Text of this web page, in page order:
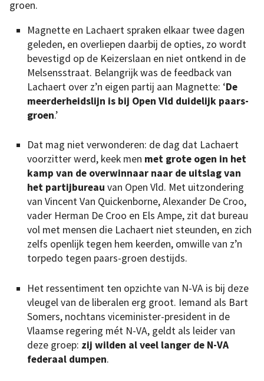
groen.
Magnette en Lachaert spraken elkaar twee dagen
geleden, en overliepen daarbij de opties, zo wordt
bevestigd op de Keizerslaan en niet ontkend in de
Melsensstraat. Belangrijk was de feedback van
Lachaert over z’n eigen partij aan Magnette: ‘De
meerderheidslijn is bij Open Vld duidelijk paars-
groen.’
Dat mag niet verwonderen: de dag dat Lachaert
voorzitter werd, keek men met grote ogen in het
kamp van de overwinnaar naar de uitslag van
het partijbureau van Open Vld. Met uitzondering
van Vincent Van Quickenborne, Alexander De Croo,
vader Herman De Croo en Els Ampe, zit dat bureau
vol met mensen die Lachaert niet steunden, en zich
zelfs openlijk tegen hem keerden, omwille van z’n
torpedo tegen paars-groen destijds.
Het ressentiment ten opzichte van N-VA is bij deze
vleugel van de liberalen erg groot. Iemand als Bart
Somers, nochtans viceminister-president in de
Vlaamse regering mét N-VA, geldt als leider van
deze groep: zij wilden al veel langer de N-VA
federaal dumpen.